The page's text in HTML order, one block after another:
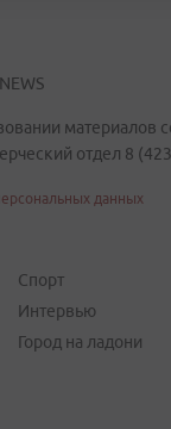
материалов
отдел 8
данных
Спорт
Интервью
Город на ладони